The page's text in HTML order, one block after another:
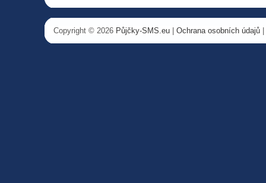
Copyright © 2026 Půjčky-SMS.eu Ochrana osobních údajů